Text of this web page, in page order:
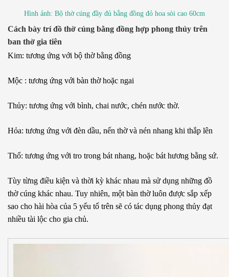
Hình ảnh: Bộ thờ cúng đầy đủ bằng đồng đỏ hoa sòi cao 60cm
Cách bày trí đồ thờ cúng bằng đồng hợp phong thủy trên
ban thờ gia tiên
Kim: tương ứng với bộ thờ bằng đồng
Mộc : tương ứng với bàn thờ hoặc ngai
Thủy: tương ứng với bình, chai nước, chén nước thờ.
Hỏa: tương ứng với đèn dầu, nến thờ và nén nhang khi thắp lên
Thổ: tương ứng với tro trong bát nhang, hoặc bát hương bằng sứ.
Tùy từng điều kiện và thời kỳ khác nhau mà sử dụng những đồ
thờ cúng khác nhau. Tuy nhiên, một bàn thờ luôn được sắp xếp
sao cho hài hòa của 5 yếu tố trên sẽ có tác dụng phong thủy đạt
nhiều tài lộc cho gia chủ.